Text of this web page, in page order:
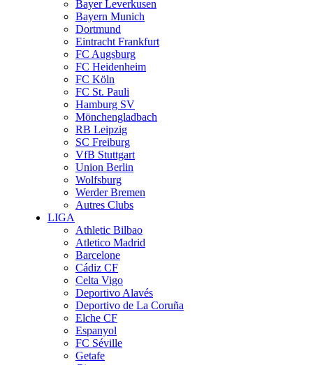
Bayer Leverkusen
Bayern Munich
Dortmund
Eintracht Frankfurt
FC Augsburg
FC Heidenheim
FC Köln
FC St. Pauli
Hamburg SV
Mönchengladbach
RB Leipzig
SC Freiburg
VfB Stuttgart
Union Berlin
Wolfsburg
Werder Bremen
Autres Clubs
LIGA
Athletic Bilbao
Atletico Madrid
Barcelone
Cádiz CF
Celta Vigo
Deportivo Alavés
Deportivo de La Coruña
Elche CF
Espanyol
FC Séville
Getafe